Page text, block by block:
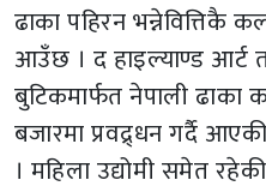
ढाका पहिरन भन्नेवित्तिकै
आउँछ । द हाइल्याण्ड आर्ट
बुटिकमार्फत नेपाली ढाका
बजारमा प्रवद्र्धन गर्दै
। महिला उद्योमी समेत